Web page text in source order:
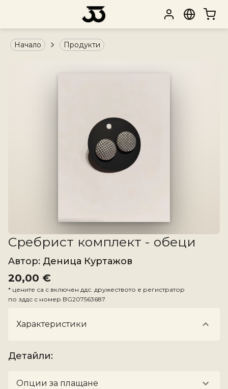
Начало Продукти
Сребрист комплект - обеци
Aвтор: Деница Куртажов
20,00 €
* цените са с включен ддс. дружеството е регистратор
по зддс с номер BG207563687
Характеристики
Детайли:
Опции за плащане